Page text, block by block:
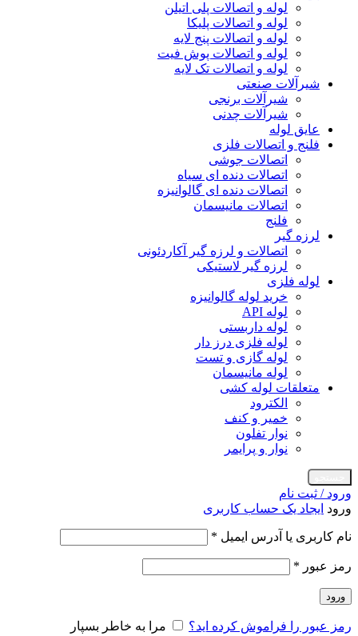
لوله و اتصالات پلی اتیلن
لوله و اتصالات پلیکا
لوله و اتصالات پنج لایه
لوله و اتصالات پوش فیت
لوله و اتصالات تک لایه
شیرآلات صنعتی
شیرآلات برنجی
شیرآلات چدنی
عایق لوله
فلنج و اتصالات فلزی
اتصالات جوشی
اتصالات دنده ای سیاه
اتصالات دنده ای گالوانیزه
اتصالات مانیسمان
فلنج
لرزه گیر
اتصالات و لرزه گیر آکاردئونی
لرزه گیر لاستیکی
لوله فلزی
خرید لوله گالوانیزه
لوله API
لوله داربستی
لوله فلزی درز دار
لوله گازی و تست
لوله مانیسمان
متعلقات لوله کشی
الکترود
خمیر و کنف
نوار تفلون
نوار و پرایمر
ورود / ثبت نام
ورود ایجاد یک حساب کاربری
نام کاربری یا آدرس ایمیل *
رمز عبور *
ورود
رمز عبور را فراموش کرده اید؟ مرا به خاطر بسپار